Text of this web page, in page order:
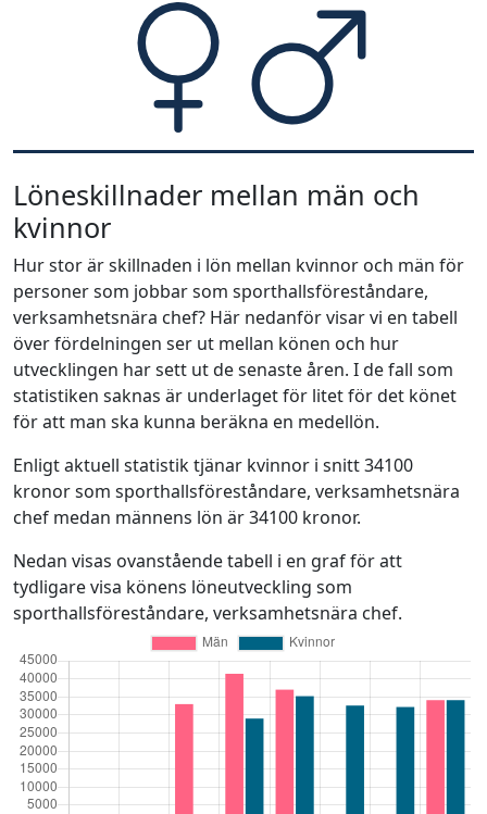
Löneskillnader mellan män och
kvinnor
Hur stor är skillnaden i lön mellan kvinnor och män för
personer som jobbar som sporthallsföreståndare,
verksamhetsnära chef? Här nedanför visar vi en tabell
över fördelningen ser ut mellan könen och hur
utvecklingen har sett ut de senaste åren. I de fall som
statistiken saknas är underlaget för litet för det könet
för att man ska kunna beräkna en medellön.
Enligt aktuell statistik tjänar kvinnor i snitt 34100
kronor som sporthallsföreståndare, verksamhetsnära
chef medan männens lön är 34100 kronor.
Nedan visas ovanstående tabell i en graf för att
tydligare visa könens löneutveckling som
sporthallsföreståndare, verksamhetsnära chef.